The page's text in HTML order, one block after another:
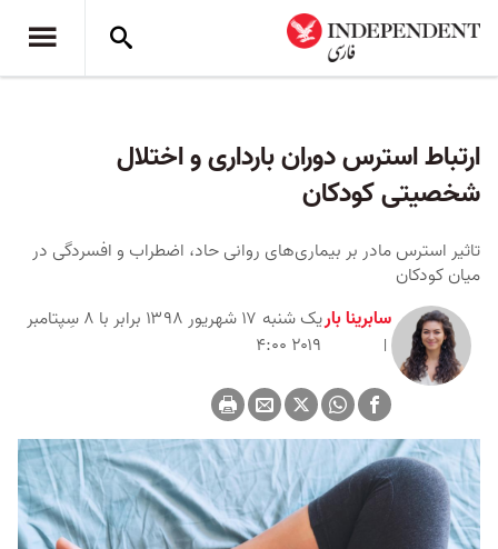
ارتباط استرس دوران بارداری و اختلال
شخصیتی کودکان
تاثیر استرس مادر بر بیماری‌های روانی حاد، اضطراب و افسردگی در
میان کودکان
سابرینا بار
یک شنبه ۱۷ شهریور ۱۳۹۸ برابر با ۸ سِپتامبر
۲۰۱۹ ۴:۰۰